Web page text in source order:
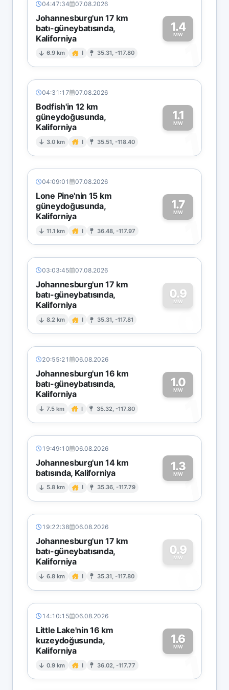
04:47:34 07.08.2026
Johannesburg'un 17 km
batı-güneybatısında,
Kaliforniya
6.9 km I 35.31, -117.80
1.4
MW
1
04:31:17 07.08.2026
Bodfish'in 12 km
güneydoğusunda,
Kaliforniya
3.0 km I 35.51, -118.40
1.1
MW
1
04:09:01 07.08.2026
Lone Pine'nin 15 km
güneydoğusunda,
Kaliforniya
11.1 km I 36.48, -117.97
1.7
MW
1
03:03:45 07.08.2026
Johannesburg'un 17 km
batı-güneybatısında,
Kaliforniya
8.2 km I 35.31, -117.81
0.9
MW
0
20:55:21 06.08.2026
Johannesburg'un 16 km
batı-güneybatısında,
Kaliforniya
7.5 km I 35.32, -117.80
1.0
MW
1
19:49:10 06.08.2026
Johannesburg'un 14 km
batısında, Kaliforniya
5.8 km I 35.36, -117.79
1.3
MW1
19:22:38 06.08.2026
Johannesburg'un 17 km
batı-güneybatısında,
Kaliforniya
6.8 km I 35.31, -117.80
0.9
MW
0
14:10:15 06.08.2026
Little Lake'nin 16 km
kuzeydoğusunda,
Kaliforniya
0.9 km I 36.02, -117.77
1.6
MW
1